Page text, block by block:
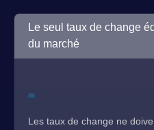
Le seul taux de change
du marché
Les taux de change ne